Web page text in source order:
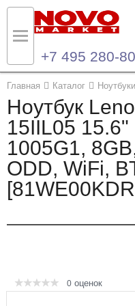
+7 495 280-
Главная Каталог
Ноутбук
15IIL05
1005G1,
ODD, WiFi,
0 оценок
Назад
Каталог продукции
Ноутбуки и ультрабуки
Компьютеры
Назад
Контакты
Контактная информация